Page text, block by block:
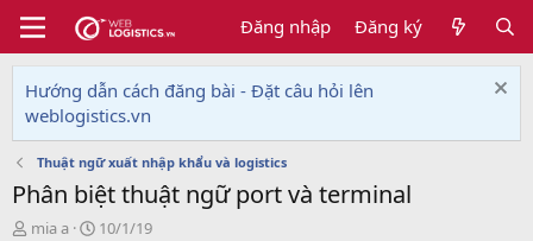
Đăng nhập Đăng ký
Hướng dẫn cách đăng bài - Đặt câu hỏi lên
weblogistics.vn
Thuật ngữ xuất nhập khẩu và logistics
Phân biệt thuật ngữ port và terminal
T
mia a
N
10/1/19